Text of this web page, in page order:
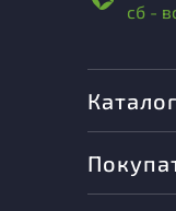
сб -
Каталог